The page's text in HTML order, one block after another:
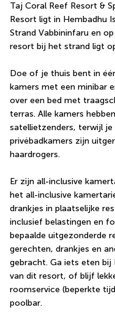
Taj Coral Reef Resort &
Resort ligt in Hembadhu
Strand Vabbininfaru en
resort bij het strand ligt
Doe of je thuis bent in
kamers met een minibar
over een bed met
terras. Alle kamers
satellietzenders, terwijl
privébadkamers zijn
haardrogers.
Er zijn all-inclusive
het all-inclusive
drankjes in plaatselijke
inclusief belastingen en
bepaalde uitgezonderde
gerechten, drankjes en
gebracht. Ga iets eten bij
van dit resort, of blijf
roomservice (beperkte
poolbar.